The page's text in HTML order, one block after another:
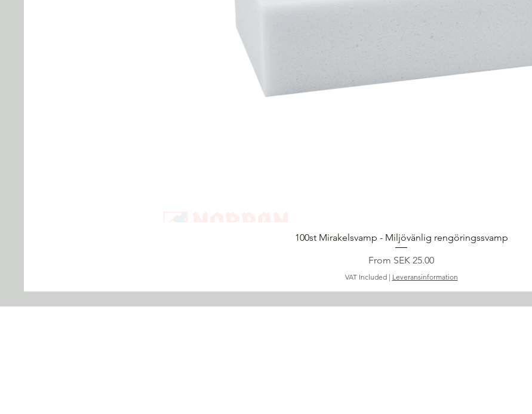
Quick View
100st Mirakelsvamp - Miljövänlig rengöringssvamp
From SEK 25.00
Sale Price
VAT Included| Leveransinformation